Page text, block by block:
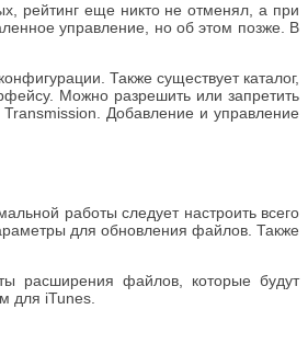
рейтинг еще никто не отменял, а при
управление, но об этом позже. В
Также существует каталог,
Можно разрешить или запретить
Добавление и управление
работы следует настроить всего
для обновления файлов. Также
расширения файлов, которые будут
для iTunes.